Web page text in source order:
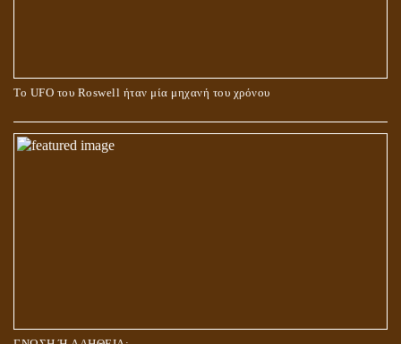
Το UFO του Roswell ήταν μία μηχανή του χρόνου